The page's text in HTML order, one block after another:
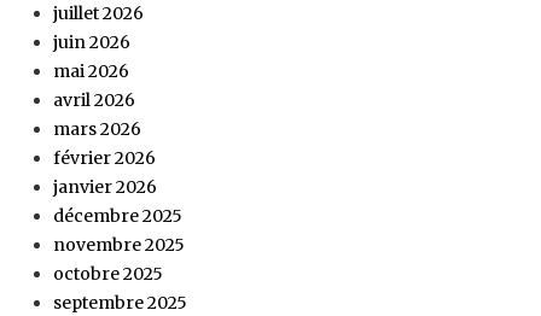
juillet 2026
juin 2026
mai 2026
avril 2026
mars 2026
février 2026
janvier 2026
décembre 2025
novembre 2025
octobre 2025
septembre 2025